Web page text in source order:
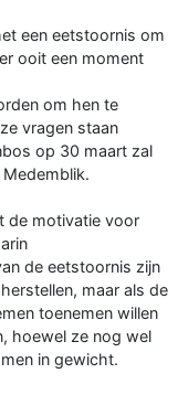
een eetstoornis om
ooit een moment
om hen te
vragen staan
op 30 maart zal
de motivatie voor
de eetstoornis zijn
maar als de
toenemen willen
hoewel ze nog wel
in gewicht.